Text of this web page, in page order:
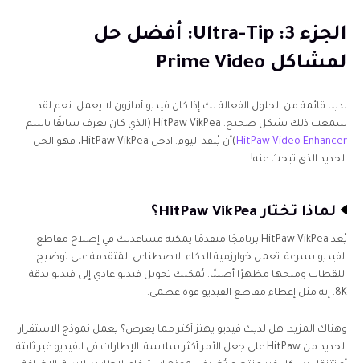
الجزء 3: Ultra-Tip: أفضل حل
لمشاكل Prime Video
لدينا قائمة من الحلول الفعالة لك إذا كان فيديو أمازون لا يعمل. نعم لقد
سمعت ذلك بشكل صحيح. HitPaw VikPea (الذي كان يعرف سابقًا باسم
HitPaw Video Enhancer
)أن يُنقذ اليوم. ادخل HitPaw VikPea، فهو الحل
الجديد الذي تبحث عنه!
لماذا تختار HitPaw VikPea؟
يُعد HitPaw VikPea برنامجًا متقدمًا يمكنه مساعدتك في إصلاح مقاطع
الفيديو بسرعة. تعمل خوارزمية الذكاء الاصطناعي المُتقدمة على توضيح
اللقطات ومنحها مظهرًا أصليًا. يُمكنك تحويل فيديو عادي إلى فيديو بدقة
8K. إنه مثل إعطاء مقاطع الفيديو قوة عظمى.
وهناك المزيد. هل لديك فيديو يهتز أكثر مما يعرض؟ يعمل نموذج الاستقرار
الجديد من HitPaw على جعل الأمر أكثر سلاسة. الإطارات في الفيديو غير ثابتة